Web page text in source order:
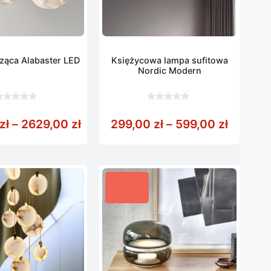
389,00 zł do 2699,00 zł
Alabaster LED
zł – 2629,00 złZakres cen: od 1747,00 zł do
Księżycowa lampa sufitowa
Nordic Modern
5
299,00 zł – 599,00 złZakres